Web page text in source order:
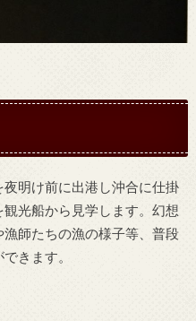
明け前に出港し沖合に仕掛
光船から見学します。幻想
師たちの漁の様子等、普段
きます。